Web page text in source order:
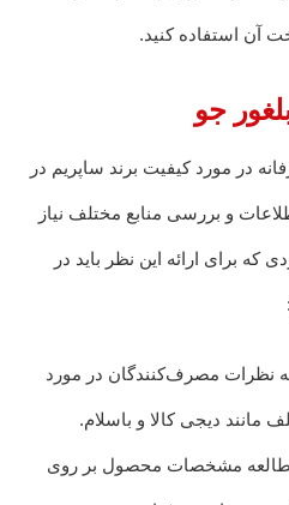
آن استفاده کنید.
جو
در مورد کیفیت برند ساپریم در
و بررسی منابع مختلف نیاز
که برای ارائه این نظر باید در
نظرات مصرف‌کنندگان در مورد
مانند دیجی کالا و باسلام.
مشخصات محصول بر روی